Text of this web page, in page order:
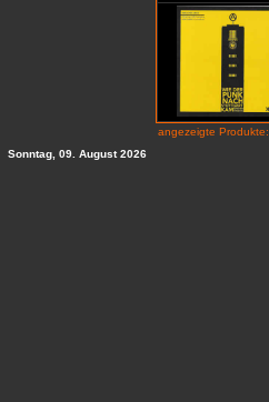
angezeigte Produkte:
Sonntag, 09. August 2026